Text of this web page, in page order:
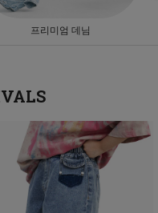
프리미엄 데님